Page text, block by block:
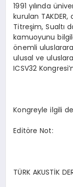
1991 yılında
kurulan
Titreşim, Sualtı
kamuoyunu
önemli
ulusal ve
ICSV32
Kongreyle ilgili
Editöre Not:
TÜRK AKUSTİK